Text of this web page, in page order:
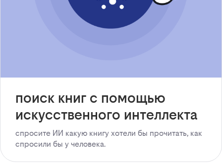
поиск книг с помощью
искусственного интеллекта
спросите ИИ какую книгу хотели бы прочитать, как
спросили бы у человека.